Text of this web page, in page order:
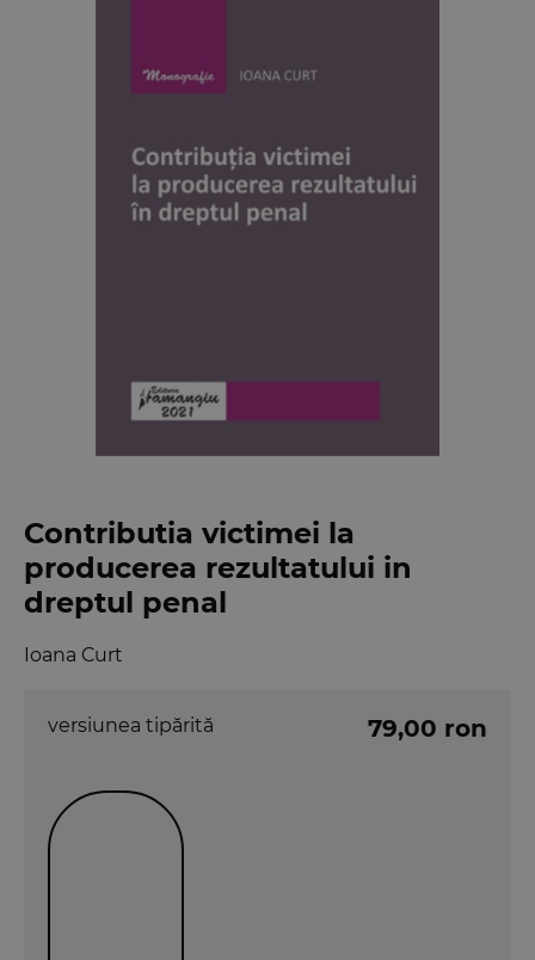
Contributia victimei la
producerea rezultatului in
dreptul penal
Ioana Curt
versiunea tipărită 79,00 ron